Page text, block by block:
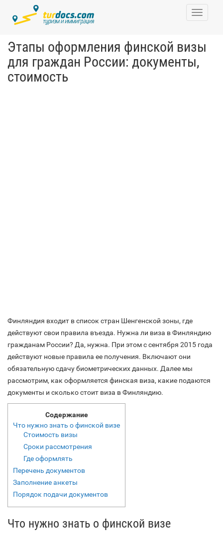
Toggle
Этапы оформления финской визы
для граждан России: документы,
стоимость
Финляндия входит в список стран Шенгенской зоны, где
действуют свои правила въезда. Нужна ли виза в Финляндию
гражданам России? Да, нужна. При этом с сентября 2015 года
действуют новые правила ее получения. Включают они
обязательную сдачу биометрических данных. Далее мы
рассмотрим, как оформляется финская виза, какие подаются
документы и сколько стоит виза в Финляндию.
Содержание
Что нужно знать о финской визе
Стоимость визы
Сроки рассмотрения
Где оформлять
Перечень документов
Заполнение анкеты
Порядок подачи документов
Что нужно знать о финской визе